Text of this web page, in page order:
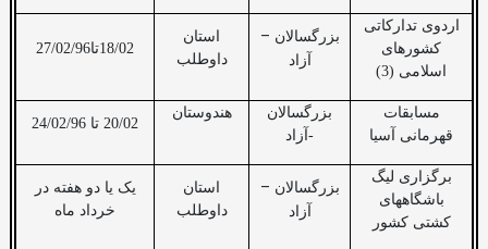
اردوی تدارکاتی
کشورهای
اسلامی (3)
بزرگسالان –
آزاد
استان
داوطلب
18/02تا27/02/96
مسابقات
قهرمانی آسیا
بزرگسالان
-آزاد
هندوستان
20/02 تا 24/02/96
برگزاری لیگ
باشگاههای
کشتی کشور
بزرگسالان –
آزاد
استان
داوطلب
یک یا دو هفته در
خرداد ماه